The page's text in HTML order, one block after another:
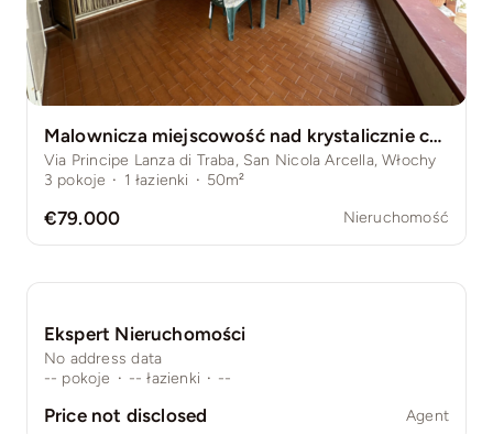
Malownicza miejscowość nad krystalicznie czystym Morzem Tyrreńskim
Via Principe Lanza di Traba, San Nicola Arcella, Włochy
3 pokoje · 1 łazienki · 50m²
€79.000 Nieruchomość
Ekspert Nieruchomości
No address data
-- pokoje · -- łazienki · --
Price not disclosed Agent